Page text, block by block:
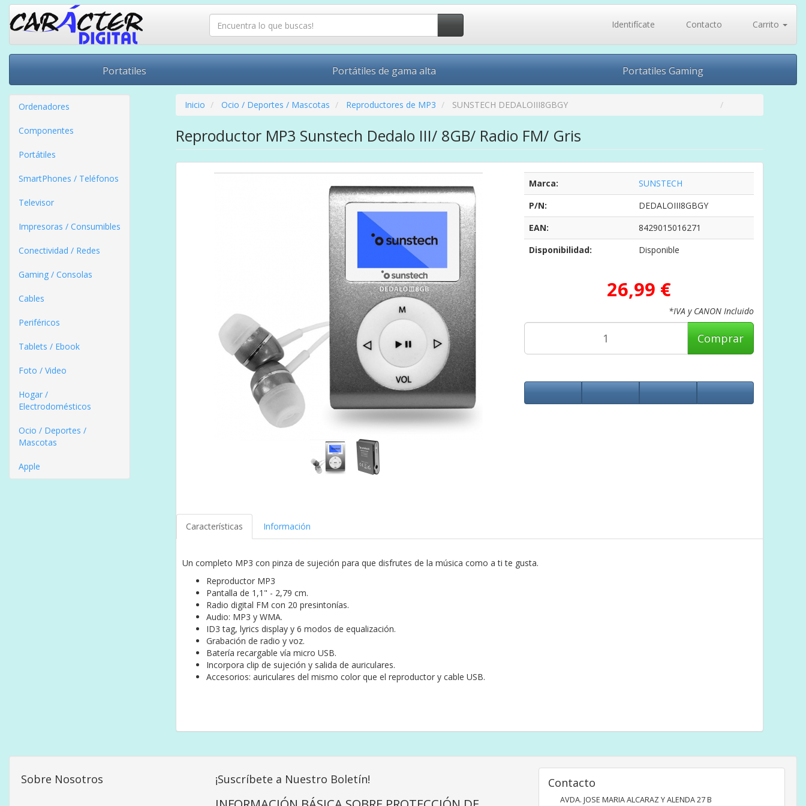
Identifícate Contacto Carrito
Portatiles Portátiles de gama alta Portatiles Gaming
Ordenadores
Componentes
Portátiles
SmartPhones / Teléfonos
Televisor
Impresoras / Consumibles
Conectividad / Redes
Gaming / Consolas
Cables
Periféricos
Tablets / Ebook
Foto / Video
Hogar /
Electrodomésticos
Ocio / Deportes /
Mascotas
Apple
Inicio Ocio / Deportes / Mascotas Reproductores de MP3 SUNSTECH DEDALOIII8GBGY
Reproductor MP3 Sunstech Dedalo III/ 8GB/ Radio FM/ Gris
Marca:
SUNSTECH
P/N:
DEDALOIII8GBGY
EAN:
8429015016271
Disponibilidad:
Disponible
26,99 €
*IVA y CANON Incluido
Comprar
Características Información
Un completo MP3 con pinza de sujeción para que disfrutes de la música como a ti te gusta.
Reproductor MP3
Pantalla de 1,1" - 2,79 cm.
Radio digital FM con 20 presintonías.
Audio: MP3 y WMA.
ID3 tag, lyrics display y 6 modos de equalización.
Grabación de radio y voz.
Batería recargable vía micro USB.
Incorpora clip de sujeción y salida de auriculares.
Accesorios: auriculares del mismo color que el reproductor y cable USB.
Sobre Nosotros ¡Suscríbete a Nuestro Boletín! Contacto
AVDA. JOSE MARIA ALCARAZ Y ALENDA 27 B